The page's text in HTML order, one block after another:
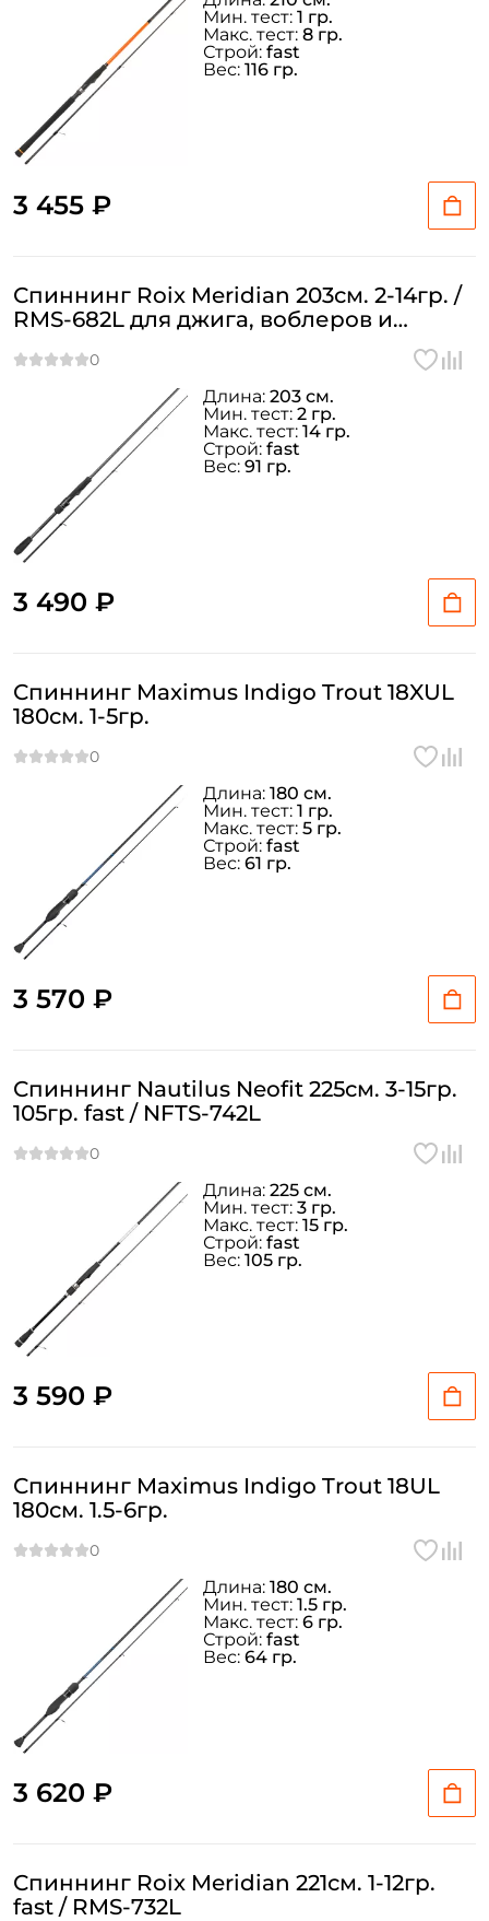
3 455 ₽
Мин. тест: 1 гр.
Макс. тест: 8 гр.
Строй: fast
Вес: 116 гр.
Спиннинг Roix Meridian 203см. 2-14гр. /
RMS-682L для джига, воблеров и
3 490 ₽
Длина: 203 см.
Мин. тест: 2 гр.
Макс. тест: 14 гр.
Строй: fast
Вес: 91 гр.
Спиннинг Maximus Indigo Trout 18XUL
180см. 1-5гр.
3 570 ₽
Длина: 180 см.
Мин. тест: 1 гр.
Макс. тест: 5 гр.
Строй: fast
Вес: 61 гр.
Спиннинг Nautilus Neofit 225см. 3-15гр.
105гр. fast / NFTS-742L
3 590 ₽
Длина: 225 см.
Мин. тест: 3 гр.
Макс. тест: 15 гр.
Строй: fast
Вес: 105 гр.
Спиннинг Maximus Indigo Trout 18UL
180см. 1.5-6гр.
3 620 ₽
Длина: 180 см.
Мин. тест: 1.5 гр.
Макс. тест: 6 гр.
Строй: fast
Вес: 64 гр.
Спиннинг Roix Meridian 221см. 1-12гр.
fast / RMS-732L
Номер телефона: *
Заполняя данную форму вы соглашаетесь на обработку
персональных данных
У меня уже есть аккаунт